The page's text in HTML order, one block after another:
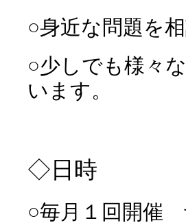
○身近な問題を
○少しでも様々
います。
◇日時
○毎月１回開催